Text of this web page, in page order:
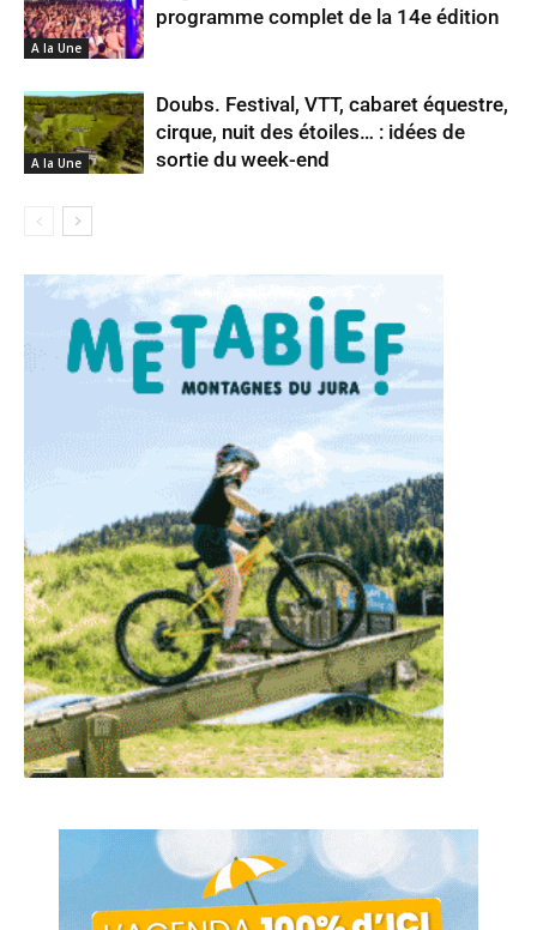
A la Une
programme complet de la 14e édition
A la Une
Doubs. Festival, VTT, cabaret équestre,
cirque, nuit des étoiles… : idées de
sortie du week-end